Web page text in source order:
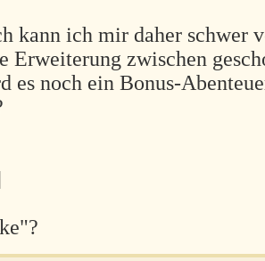
kann ich mir daher schwer
Erweiterung zwischen
es noch ein Bonus-